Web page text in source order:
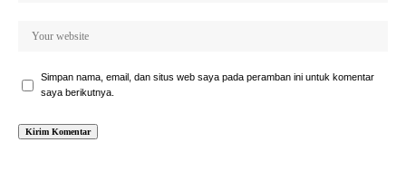
Simpan nama, email, dan situs web saya pada peramban ini untuk komentar
saya berikutnya.